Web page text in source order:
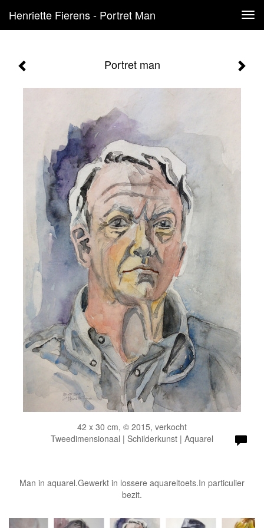
Henriette Fierens - Portret Man
Portret man
42 x 30 cm, © 2015, verkocht
Tweedimensionaal | Schilderkunst | Aquarel
Man in aquarel.Gewerkt in lossere aquareltoets.In particulier
bezit.